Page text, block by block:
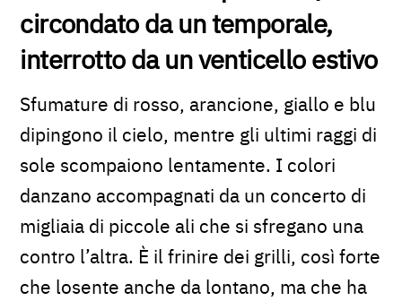
circondato da un temporale,
interrotto da un venticello estivo
Sfumature di rosso, arancione, giallo e blu
dipingono il cielo, mentre gli ultimi raggi di
sole scompaiono lentamente. I colori
danzano accompagnati da un concerto di
migliaia di piccole ali che si sfregano una
contro l’altra. È il frinire dei grilli, così forte
che losente anche da lontano, ma che ha